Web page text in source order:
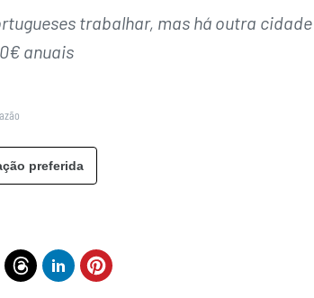
trabalhar, mas há outra cidade
anuais
preferida